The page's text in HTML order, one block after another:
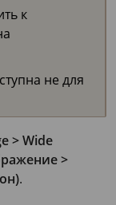
к
не для
> Wide
>
.